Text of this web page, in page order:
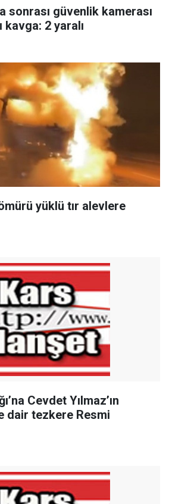
sonrası güvenlik kamerası
kavga: 2 yaralı
yüklü tır alevlere
Cevdet Yılmaz’ın
dair tezkere Resmi